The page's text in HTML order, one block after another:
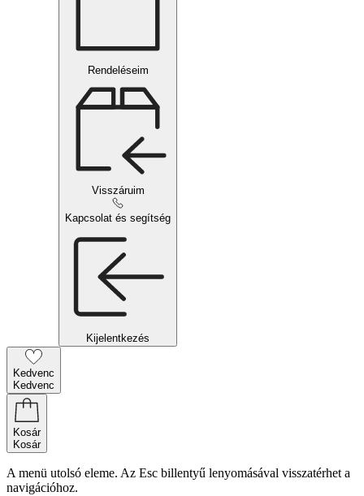
Rendeléseim
Visszáruim
Kapcsolat és segítség
Kijelentkezés
Kedvenc
Kedvenc
Kosár
Kosár
A menü utolsó eleme. Az Esc billentyű lenyomásával visszatérhet a
navigációhoz.